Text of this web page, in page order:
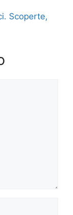
Scoperte,